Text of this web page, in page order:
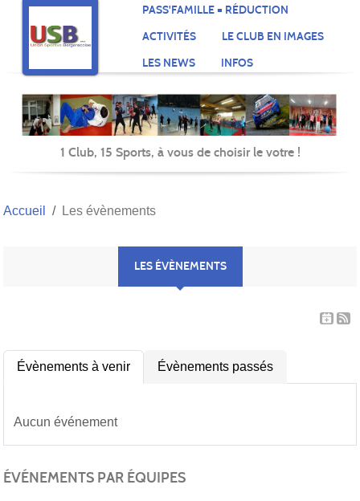
PASS'FAMILLE = RÉDUCTION
ACTIVITÉS
LE CLUB EN IMAGES
LES NEWS
INFOS
1 Club, 15 Sports, à vous de choisir le votre !
Accueil Les évènements
LES ÉVÈNEMENTS
Évènements à venir Évènements passés
Aucun événement
ÉVÉNEMENTS PAR ÉQUIPES
Panneau de gestion des cookies